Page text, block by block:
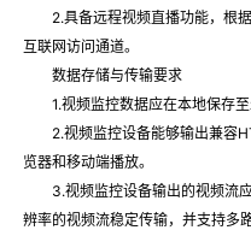
2.具备远程视频直播功能，根据
互联网访问通道。
数据存储与传输要求
1.视频监控数据应在本地保存至
2.视频监控设备能够输出兼容
览器和移动端播放。
3.视频监控设备输出的视频流
辨率的视频流稳定传输，并支持多